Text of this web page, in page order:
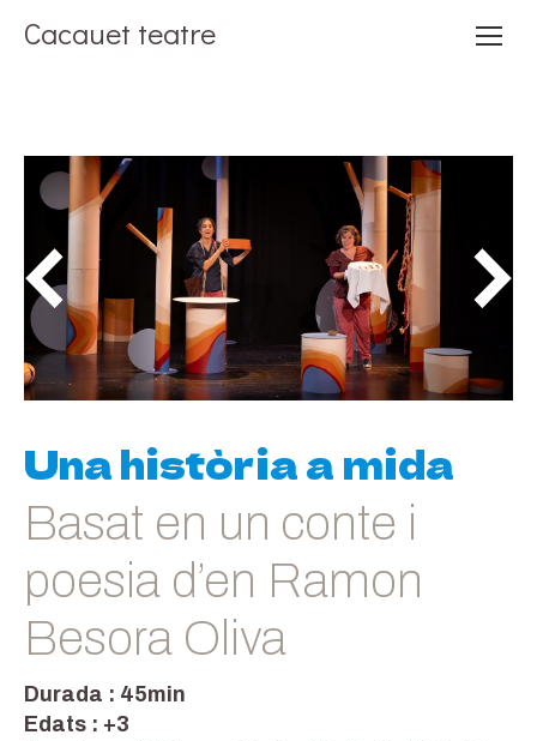
Cacauet teatre
Compartint històries construïm nous móns
Una història a mida
Basat en un conte i
poesia d’en Ramon
Besora Oliva
Durada : 45min
Edats : +3